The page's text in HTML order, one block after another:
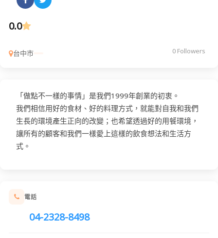
0.0
台中市 0 Followers
「做點不一樣的事情」是我們1999年創業的初衷。
我們相信用好的食材、好的料理方式，就能對自我和我們
生長的環境產生正向的改變；也希望透過好的用餐環境，
讓所有的顧客和我們一樣愛上這樣的飲食想法和生活方
式。
電話
04-2328-8498